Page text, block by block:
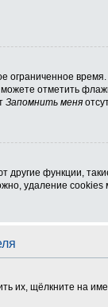
отметить
Запомнить меня
функции,
удаление cookies
их, щёлкните на